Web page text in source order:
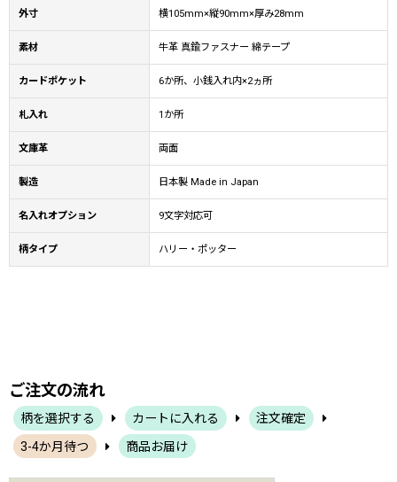
外寸 横105mm×縦90mm×厚み28mm
素材 牛革 真鍮ファスナー 綿テープ
カードポケット 6か所、小銭入れ内×2ヵ所
札入れ 1か所
文庫革 両面
製造 日本製 Made in Japan
名入れオプション 9文字対応可
柄タイプ ハリー・ポッター
ご注文の流れ
柄を選択する カートに入れる
注文確定
3-4か月待つ
商品お届け